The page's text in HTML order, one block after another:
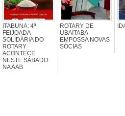
ITABUNA: 4ª
FEIJOADA
SOLIDÁRIA DO
ROTARY
ACONTECE
NESTE SÁBADO
NA AAB
ROTARY DE
UBAITABA
EMPOSSA NOVAS
SÓCIAS